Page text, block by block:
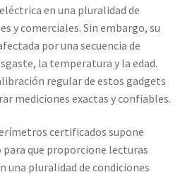
de calibración
México
de calibración
eléctrica
en una pluralidad de
y comerciales. Sin embargo, su
por una secuencia de
la temperatura y la edad.
regular de estos gadgets
mediciones exactas y confiables.
certificados supone
que proporcione lecturas
una pluralidad de condiciones